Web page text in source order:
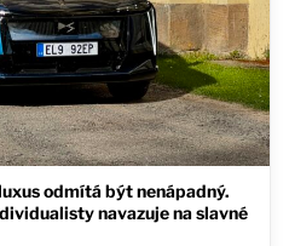
odmítá být nenápadný.
navazuje na slavné